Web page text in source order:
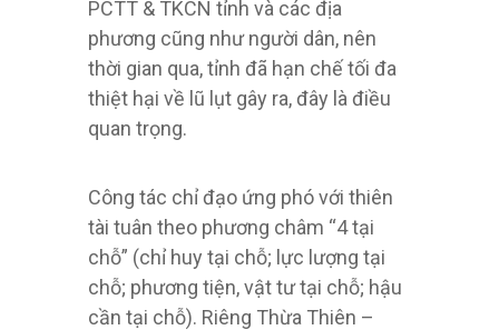
PCTT & TKCN tỉnh và các địa
phương cũng như người dân, nên
thời gian qua, tỉnh đã hạn chế tối đa
thiệt hại về lũ lụt gây ra, đây là điều
quan trọng.
Công tác chỉ đạo ứng phó với thiên
tài tuân theo phương châm “4 tại
chỗ” (chỉ huy tại chỗ; lực lượng tại
chỗ; phương tiện, vật tư tại chỗ; hậu
cần tại chỗ). Riêng Thừa Thiên –